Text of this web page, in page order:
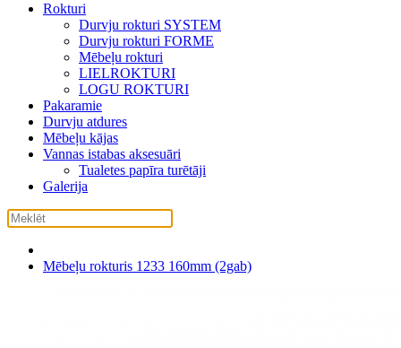
Rokturi
Durvju rokturi SYSTEM
Durvju rokturi FORME
Mēbeļu rokturi
LIELROKTURI
LOGU ROKTURI
Pakaramie
Durvju atdures
Mēbeļu kājas
Vannas istabas aksesuāri
Tualetes papīra turētāji
Galerija
Mēbeļu rokturis 1233 160mm (2gab)